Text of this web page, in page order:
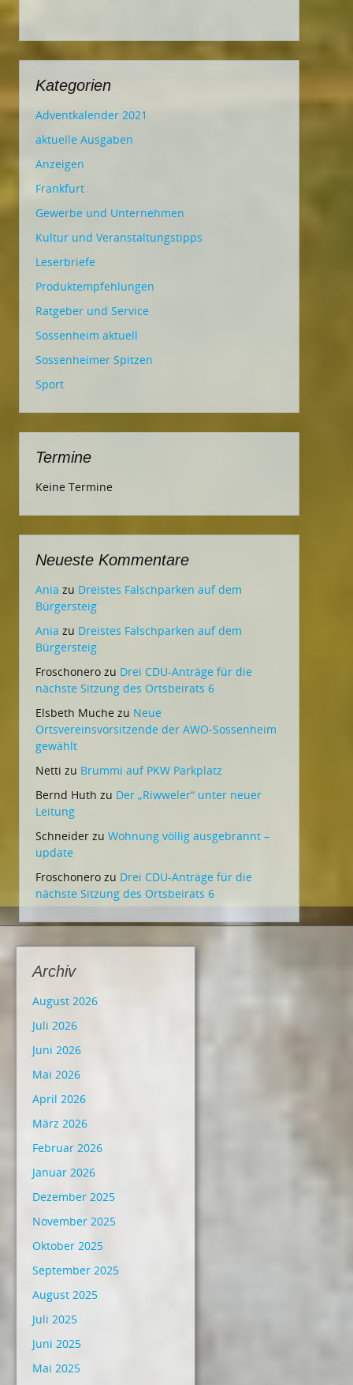
Kategorien
Adventkalender 2021
aktuelle Ausgaben
Anzeigen
Frankfurt
Gewerbe und Unternehmen
Kultur und Veranstaltungstipps
Leserbriefe
Produktempfehlungen
Ratgeber und Service
Sossenheim aktuell
Sossenheimer Spitzen
Sport
Termine
Keine Termine
Neueste Kommentare
Ania zu Dreistes Falschparken auf dem
Bürgersteig
Ania zu Dreistes Falschparken auf dem
Bürgersteig
Froschonero zu Drei CDU-Anträge für die
nächste Sitzung des Ortsbeirats 6
Elsbeth Muche zu Neue
Ortsvereinsvorsitzende der AWO-Sossenheim
gewählt
Netti zu Brummi auf PKW Parkplatz
Bernd Huth zu Der „Riwweler“ unter neuer
Leitung
Schneider zu Wohnung völlig ausgebrannt –
update
Froschonero zu Drei CDU-Anträge für die
nächste Sitzung des Ortsbeirats 6
Archiv
August 2026
Juli 2026
Juni 2026
Mai 2026
April 2026
März 2026
Februar 2026
Januar 2026
Dezember 2025
November 2025
Oktober 2025
September 2025
August 2025
Juli 2025
Juni 2025
Mai 2025